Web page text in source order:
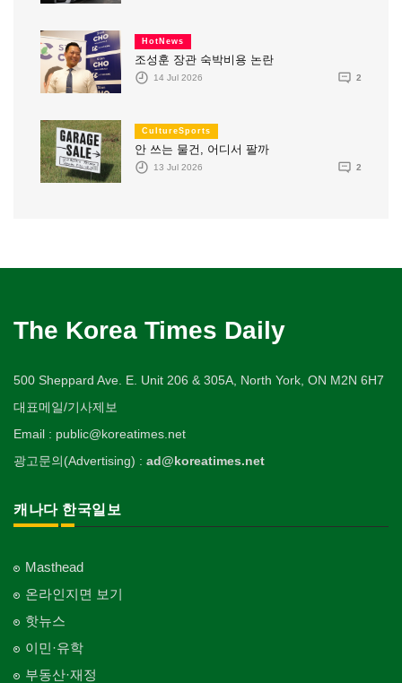
HotNews
조성훈 장관 숙박비용 논란
14 Jul 2026 2
CultureSports
안 쓰는 물건, 어디서 팔까
13 Jul 2026 2
The Korea Times Daily
500 Sheppard Ave. E. Unit 206 & 305A, North York, ON M2N 6H7
대표메일/기사제보
Email : public@koreatimes.net
광고문의(Advertising) : ad@koreatimes.net
캐나다 한국일보
Masthead
온라인지면 보기
핫뉴스
이민·유학
부동산·재정